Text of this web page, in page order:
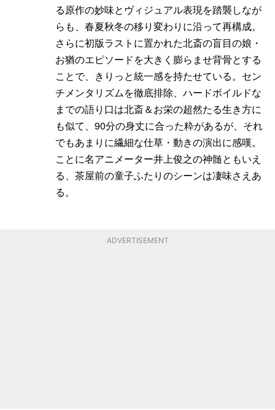
る原作の妙味とヴィジュアル表現を踏襲しなが
らも、春夏秋冬の移り変わりに沿って再構成。
さらに初版ラストに置かれた北斎の盲目の娘・
お猶のエピソードを大きく膨らませ背骨とする
ことで、きりっと統一感を持たせている。セン
チメンタリズムを徹底排除、ハードボイルドな
までの語り口は北斎＆お栄の超然たる生き方に
も似て、90分の身丈に合った粋があるが、それ
でもあまりに繊細な仕草・動きの演出に感嘆。
ことに名アニメーター井上俊之の神髄ともいえ
る、茶屋前の童子ふたりのシーンは凄味さえあ
る。
ADVERTISEMENT